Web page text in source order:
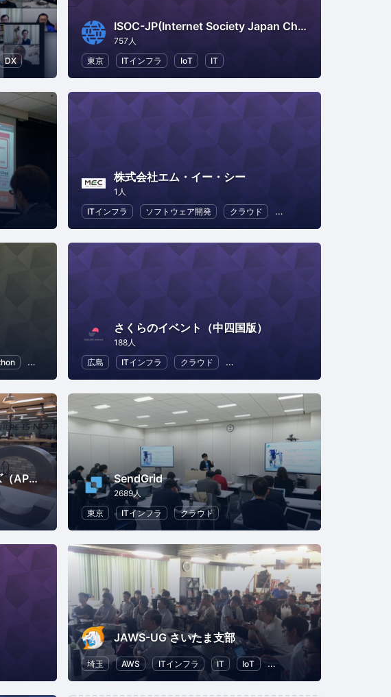
DX
ISOC-JP(Internet Society Japan Chapter)
757人
東京
ITインフラ IoT IT
地域社会
株式会社エム・イー・シー
1人
ITインフラ
ソフトウェア開発 クラウド リモートワーク
Laravel
さくらのイベント（中四国版）
188人
広島
ITインフラ クラウド 地域経済と地域社会
エーピーコミュニケーションズ（APC） SendGrid
2689人
東京
ITインフラ クラウド
JAWS-UG さいたま支部
埼玉 AWS ITインフラ IT IoT クラウド